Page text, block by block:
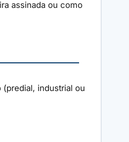
assinada ou como
industrial ou